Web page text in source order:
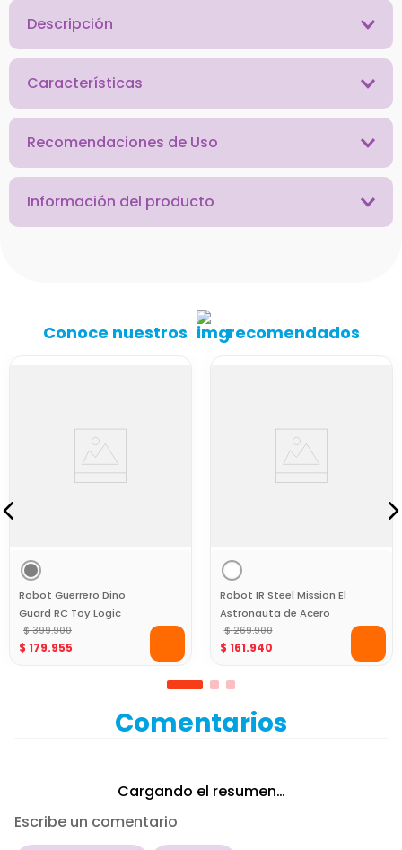
Descripción
Características
Recomendaciones de Uso
Información del producto
Conoce nuestros recomendados
Robot Guerrero Dino
Guard RC Toy Logic
$ 399.900
$ 179.955
Robot IR Steel Mission El
Astronauta de Acero
$ 269.900
$ 161.940
Comentarios
Cargando el resumen…
Escribe un comentario